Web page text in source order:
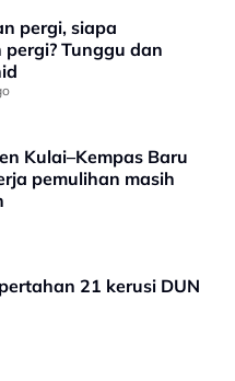
pergi, siapa
Tunggu dan
Kulai–Kempas Baru
pemulihan masih
21 kerusi DUN